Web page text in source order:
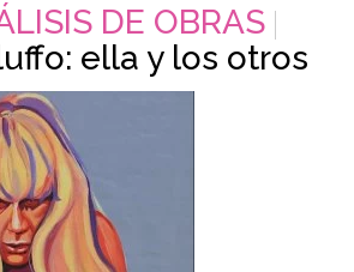
DE OBRAS
ella y los otros